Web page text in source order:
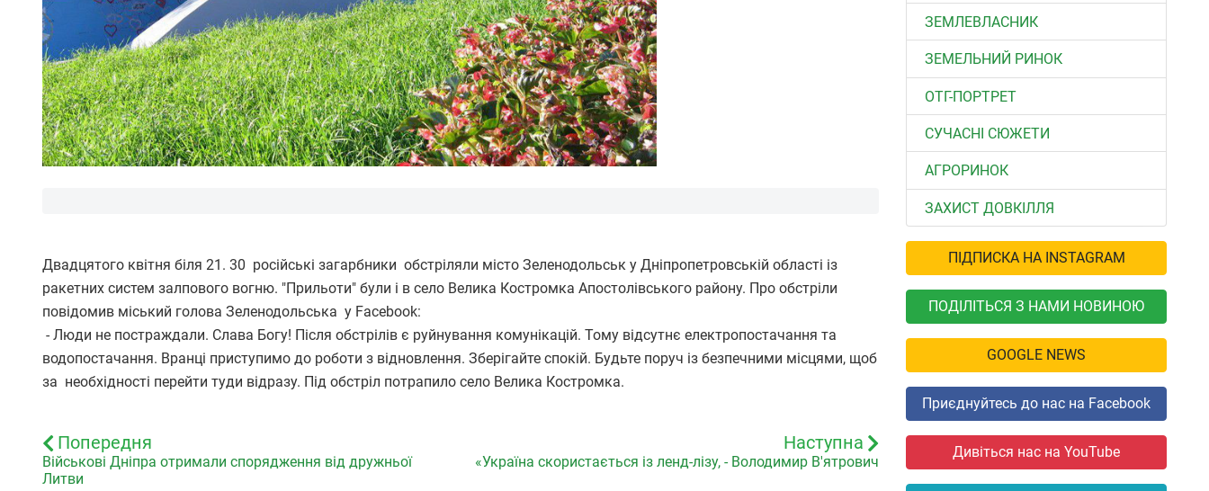
Двадцятого квітня біля 21. 30 російські загарбники обстріляли місто Зеленодольськ у Дніпропетровській області із
ракетних систем залпового вогню. "Прильоти" були і в село Велика Костромка Апостолівського району. Про обстріли
повідомив міський голова Зеленодольська у Facebook:
- Люди не постраждали. Слава Богу! Після обстрілів є руйнування комунікацій. Тому відсутнє електропостачання та
водопостачання. Вранці приступимо до роботи з відновлення. Зберігайте спокій. Будьте поруч із безпечними місцями, щоб
за необхідності перейти туди відразу. Під обстріл потрапило село Велика Костромка.
Попередня
Військові Дніпра отримали спорядження від дружньої
Литви
Наступна
«Україна скористається із ленд-лізу, - Володимир В'ятрович
ЗЕМЛЕВЛАСНИК
ЗЕМЕЛЬНИЙ РИНОК
ОТГ-ПОРТРЕТ
СУЧАСНІ СЮЖЕТИ
АГРОРИНОК
ЗАХИСТ ДОВКІЛЛЯ
ПІДПИСКА НА INSTAGRAM
ПОДІЛІТЬСЯ З НАМИ НОВИНОЮ
GOOGLE NEWS
Приєднуйтесь до нас на Facebook
Дивіться нас на YouTube